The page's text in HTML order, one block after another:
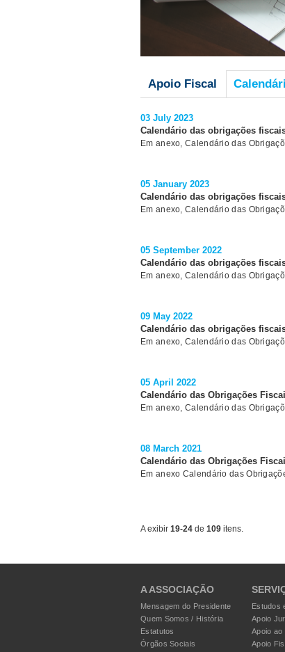
Apoio Fiscal
03 July 2023
Calendário das obrigações
Em anexo, Calendário das
05 January 2023
Calendário das obrigações
Em anexo, Calendário das
05 September 2022
Calendário das obrigações
Em anexo, Calendário das
09 May 2022
Calendário das obrigações
Em anexo, Calendário das
05 April 2022
Calendário das Obrigações
Em anexo, Calendário das
08 March 2021
Calendário das Obrigações
Em anexo Calendário das
A exibir 19-24 de 109 itens.
A ASSOCIAÇÃO
Mensagem do Presidente
Quem Somos / História
Estatutos
Órgãos Sociais
Estudos
Apoio
Apoio ao
Apoio